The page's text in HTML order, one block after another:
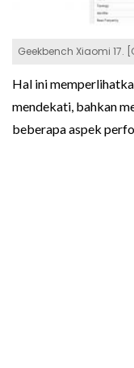
Geekbench Xiaomi 17.
Hal ini
mendekati, bahkan
beberapa aspek